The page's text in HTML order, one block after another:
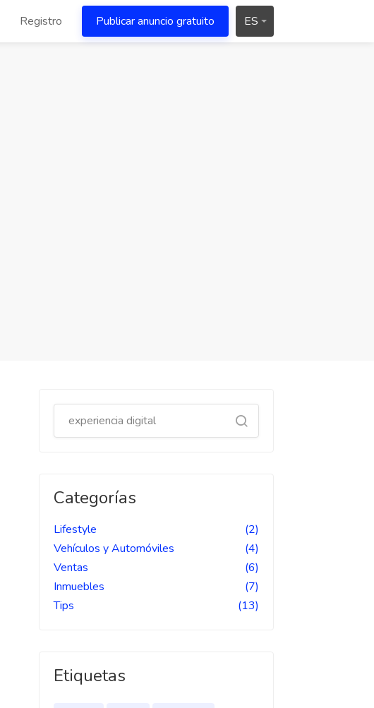
Registro Publicar anuncio gratuito ES
Categorías
Lifestyle
(2)
Vehículos y Automóviles
(4)
Ventas
(6)
Inmuebles
(7)
Tips
(13)
Etiquetas